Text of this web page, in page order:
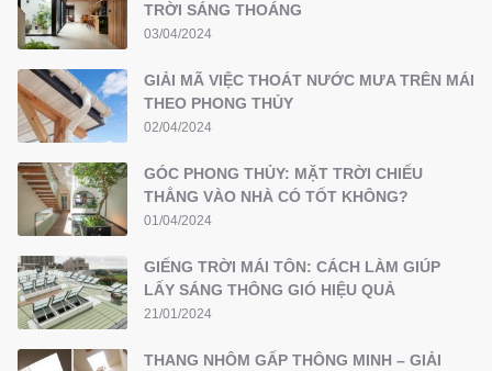
TRỜI SÁNG THOÁNG
03/04/2024
GIẢI MÃ VIỆC THOÁT NƯỚC MƯA TRÊN MÁI
THEO PHONG THỦY
02/04/2024
GÓC PHONG THỦY: MẶT TRỜI CHIẾU
THẲNG VÀO NHÀ CÓ TỐT KHÔNG?
01/04/2024
GIẾNG TRỜI MÁI TÔN: CÁCH LÀM GIÚP
LẤY SÁNG THÔNG GIÓ HIỆU QUẢ
21/01/2024
THANG NHÔM GẤP THÔNG MINH – GIẢI